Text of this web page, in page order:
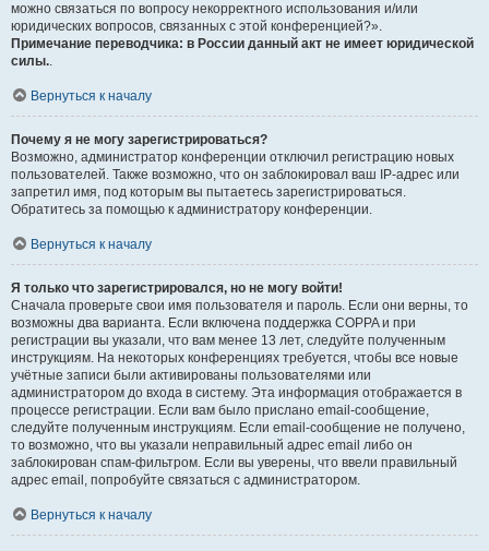
можно связаться по вопросу некорректного использования и/или
юридических вопросов, связанных с этой конференцией?».
Примечание переводчика: в России данный акт не имеет юридической
силы..
Вернуться к началу
Почему я не могу зарегистрироваться?
Возможно, администратор конференции отключил регистрацию новых
пользователей. Также возможно, что он заблокировал ваш IP-адрес или
запретил имя, под которым вы пытаетесь зарегистрироваться.
Обратитесь за помощью к администратору конференции.
Вернуться к началу
Я только что зарегистрировался, но не могу войти!
Сначала проверьте свои имя пользователя и пароль. Если они верны, то
возможны два варианта. Если включена поддержка COPPA и при
регистрации вы указали, что вам менее 13 лет, следуйте полученным
инструкциям. На некоторых конференциях требуется, чтобы все новые
учётные записи были активированы пользователями или
администратором до входа в систему. Эта информация отображается в
процессе регистрации. Если вам было прислано email-сообщение,
следуйте полученным инструкциям. Если email-сообщение не получено,
то возможно, что вы указали неправильный адрес email либо он
заблокирован спам-фильтром. Если вы уверены, что ввели правильный
адрес email, попробуйте связаться с администратором.
Вернуться к началу